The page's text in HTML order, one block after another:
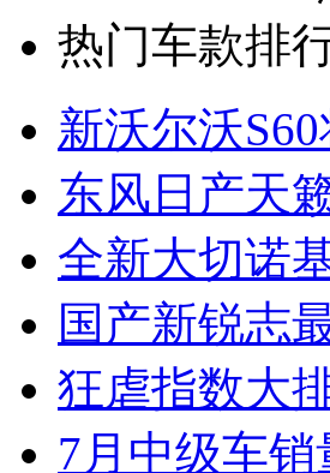
热门车款排
新沃尔沃
东风日产天
全新大切诺
国产新锐志
狂虐指数大
7月中级车